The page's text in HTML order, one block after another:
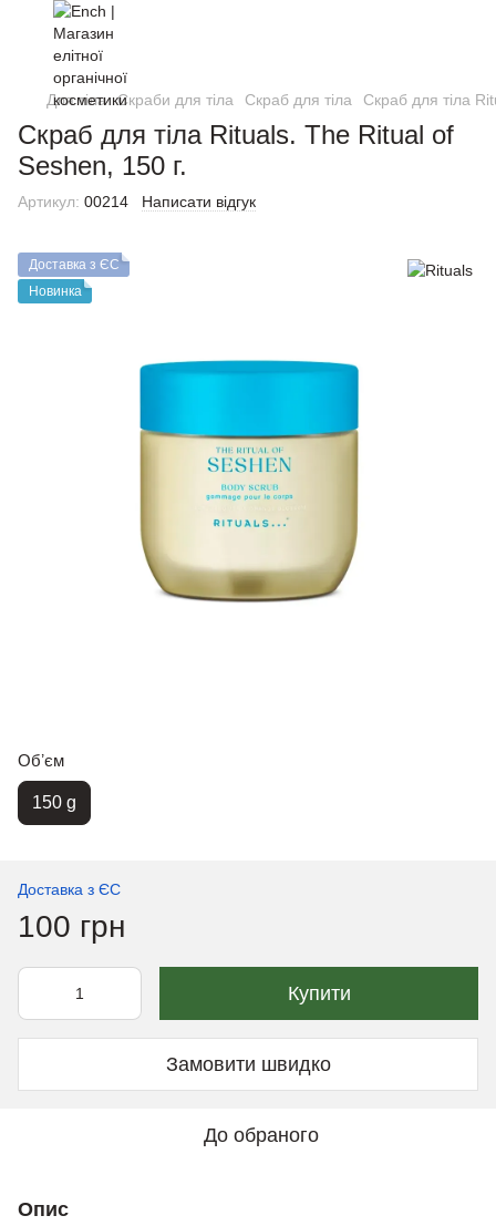
Для тіла Скраби для тіла Скраб для тiла Скраб для тiла
Скраб для тiла Rituals. The Ritual of
Seshen, 150 г.
Артикул: 00214 Написати відгук
Доставка з ЄС
Новинка
Обʼєм
150 g
Доставка з ЄС
100 грн
Купити
Замовити швидко
До обраного
Опис